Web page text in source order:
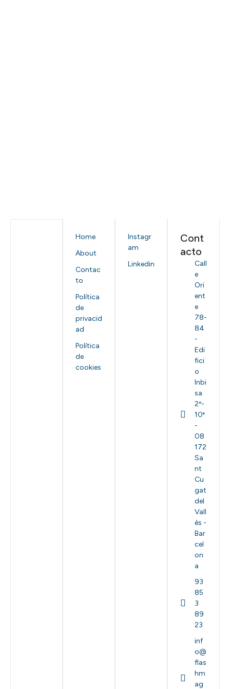
Home
About
Contac
to
Política
de
privacid
ad
Política
de
cookies
Instagr
am
Linkedin
Cont
acto
Call
e
Ori
ent
e
78-
84
-
Edi
fici
o
Inbi
sa
2º-
10ª
-
08
172
Sa
nt
Cu
gat
del
Vall
ès -
Bar
cel
on
a
93
85
3
89
23
inf
o@
flas
hm
ag